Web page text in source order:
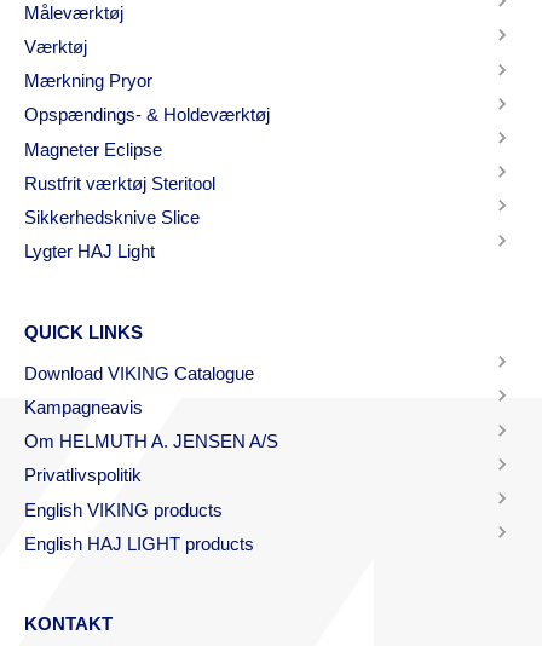
Måleværktøj
Værktøj
Mærkning Pryor
Opspændings- & Holdeværktøj
Magneter Eclipse
Rustfrit værktøj Steritool
Sikkerhedsknive Slice
Lygter HAJ Light
QUICK LINKS
Download VIKING Catalogue
Kampagneavis
Om HELMUTH A. JENSEN A/S
Privatlivspolitik
English VIKING products
English HAJ LIGHT products
KONTAKT